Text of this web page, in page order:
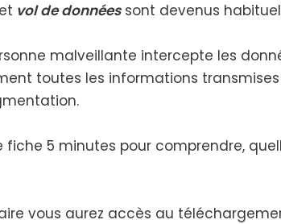
vol de don­néessont deve­nus
mal­veillante inter­cepte les
toutes les infor­ma­tions
fiche 5 minutes pour com­prendre,
vous aurez accès au